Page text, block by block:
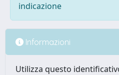
indicazione
Informazioni
Utilizza questo